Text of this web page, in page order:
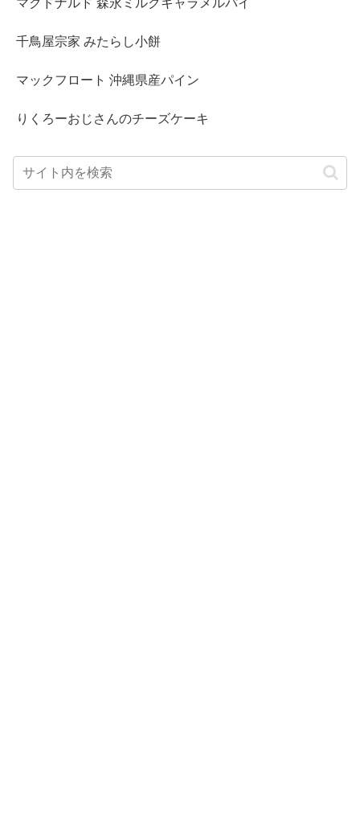
千鳥屋宗家 みたらし小餅
マックフロート 沖縄県産パイン
りくろーおじさんのチーズケーキ